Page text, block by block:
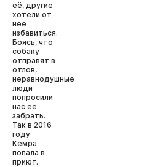
её, другие
хотели от
неё
избавиться.
Боясь, что
собаку
отправят в
отлов,
неравнодушные
люди
попросили
нас её
забрать.
Так в 2016
году
Кемра
попала в
приют.